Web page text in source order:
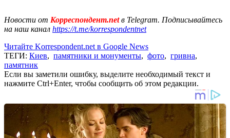
Новости от Корреспондент.netв Telegram. Подписывайтесь
на наш канал https://t.me/korrespondentnet
Читайте Korrespondent.net в Google News
ТЕГИ: Киев, памятники и монументы, фото, гривна,
памятник
Если вы заметили ошибку, выделите необходимый текст и
нажмите Ctrl+Enter, чтобы сообщить об этом редакции.